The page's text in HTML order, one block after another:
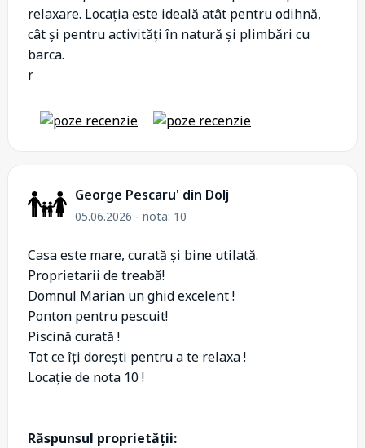
relaxare. Locația este ideală atât pentru odihnă,
cât și pentru activități în natură și plimbări cu
barca.
r
George Pescaru' din Dolj
05.06.2026 - nota: 10
Casa este mare, curată și bine utilată.
Proprietarii de treabă!
Domnul Marian un ghid excelent !
Ponton pentru pescuit!
Piscină curată !
Tot ce îți dorești pentru a te relaxa !
Locație de nota 10 !
Răspunsul proprietății: